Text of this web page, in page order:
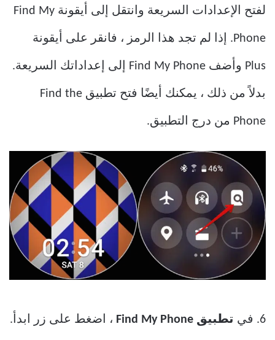
لفتح الإعدادات السريعة وانتقل إلى أيقونة Find My
Phone. إذا لم تجد هذا الرمز ، فانقر على أيقونة
Plus وأضف Find My Phone إلى إعداداتك السريعة.
بدلاً من ذلك ، يمكنك أيضًا فتح تطبيق Find the
Phone من درج التطبيق.
6. في تطبيق Find My Phone ، اضغط على زر ابدأ.